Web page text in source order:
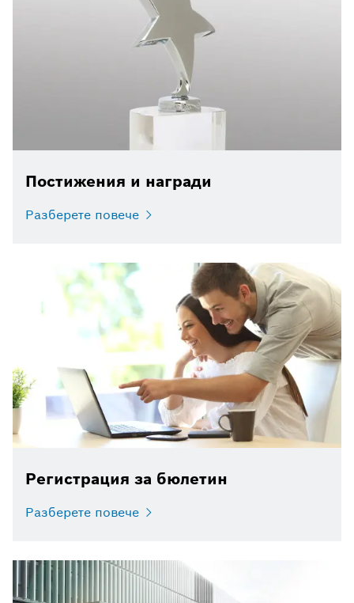
Постижения и награди
Разберете повече
Регистрация за бюлетин
Разберете повече